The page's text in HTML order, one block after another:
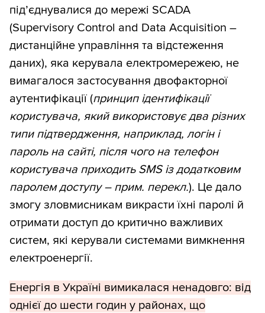
під’єднувалися до мережі SCADA
(Supervisory Control and Data Acquisition –
дистанційне управління та відстеження
даних), яка керувала електромережею, не
вимагалося застосування двофакторної
аутентифікації (принцип ідентифікації
користувача, який використовує два різних
типи підтвердження, наприклад, логін і
пароль на сайті, після чого на телефон
користувача приходить SMS із додатковим
паролем доступу – прим. перекл.). Це дало
змогу зловмисникам викрасти їхні паролі й
отримати доступ до критично важливих
систем, які керували системами вимкнення
електроенергії.
Енергія в Україні вимикалася ненадовго: від
однієї до шести годин у районах, що